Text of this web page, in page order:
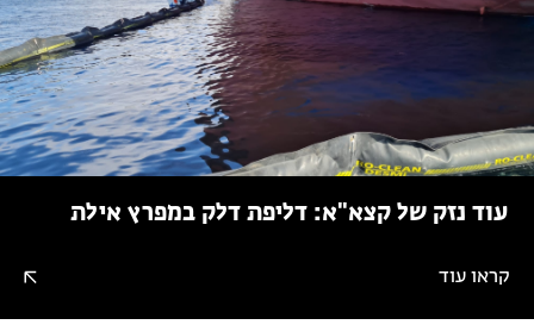
עוד נזק של קצא"א: דליפת דלק במפרץ אילת
קראו עוד